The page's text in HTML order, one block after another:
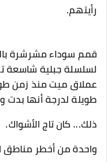
رأيتهم.
قمم سوداء مشرشرة
لسلسلة جبلية
عملاق ميت منذ زمن
طويلة لدرجة أنها
ذلك... كان تاج الأشواك.
واحدة من أخطر مناطق